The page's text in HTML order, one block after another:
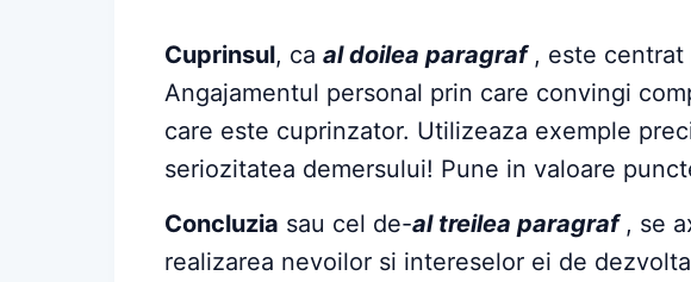
Cuprinsul, ca al doilea paragraf , este
Angajamentul personal prin care convingi
care este cuprinzator. Utilizeaza exemple
seriozitatea demersului! Pune in valoare
Concluzia sau cel de-al treilea paragraf , se
realizarea nevoilor si intereselor ei de